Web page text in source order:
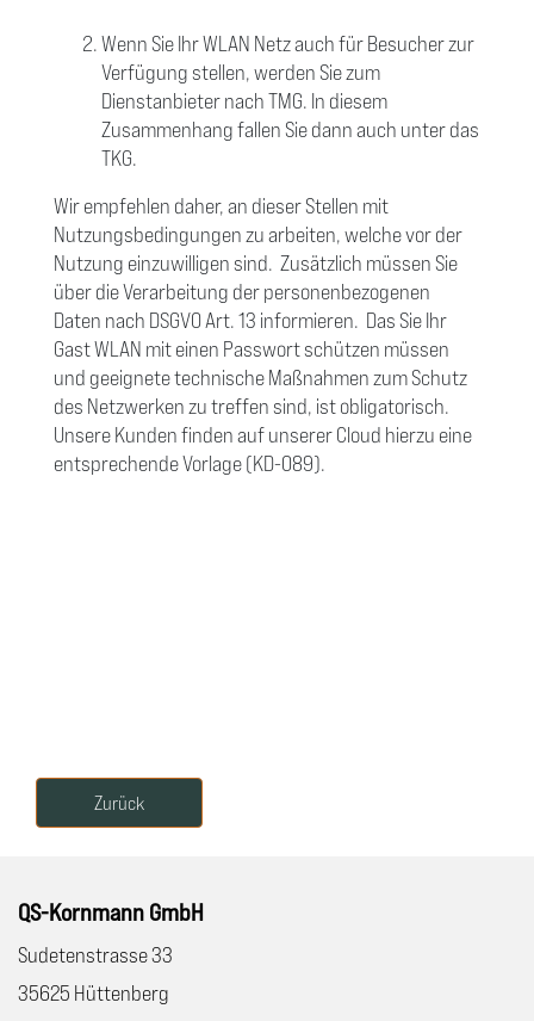
Wenn Sie Ihr WLAN Netz auch für Besucher zur
Verfügung stellen, werden Sie zum
Dienstanbieter nach TMG. In diesem
Zusammenhang fallen Sie dann auch unter das
TKG.
Wir empfehlen daher, an dieser Stellen mit
Nutzungsbedingungen zu arbeiten, welche vor der
Nutzung einzuwilligen sind. Zusätzlich müssen Sie
über die Verarbeitung der personenbezogenen
Daten nach DSGVO Art. 13 informieren. Das Sie Ihr
Gast WLAN mit einen Passwort schützen müssen
und geeignete technische Maßnahmen zum Schutz
des Netzwerken zu treffen sind, ist obligatorisch.
Unsere Kunden finden auf unserer Cloud hierzu eine
entsprechende Vorlage (KD-089).
Zurück
QS-Kornmann GmbH
Sudetenstrasse 33
35625 Hüttenberg